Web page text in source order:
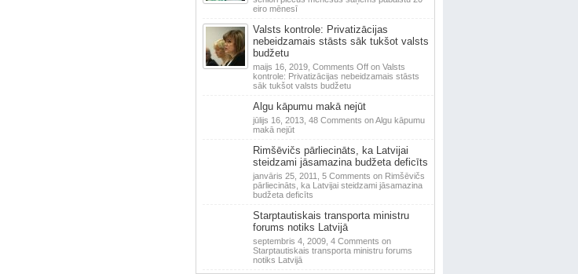
eiro mēnesī
Valsts kontrole: Privatizācijas
nebeidzamais stāsts sāk tukšot valsts
budžetu
maijs 16, 2019, Comments Offon Valsts
kontrole: Privatizācijas nebeidzamais stāsts
sāk tukšot valsts budžetu
Algu kāpumu makā nejūt
jūlijs 16, 2013, 48 Comments on Algu kāpumu
makā nejūt
Rimšēvičs pārliecināts, ka Latvijai
steidzami jāsamazina budžeta deficīts
janvāris 25, 2011, 5 Comments on Rimšēvičs
pārliecināts, ka Latvijai steidzami jāsamazina
budžeta deficīts
Starptautiskais transporta ministru
forums notiks Latvijā
septembris 4, 2009, 4 Comments on
Starptautiskais transporta ministru forums
notiks Latvijā